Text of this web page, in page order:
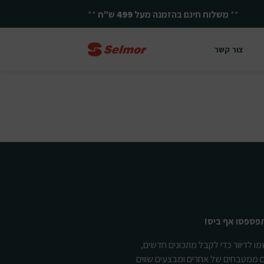
** משלוח חינם בהזמנה מעל499ש"ח **
צור קשר
אף ביס!
לדיוור כדי לקבל מתכונים חדשים,
ממטבחים של אחרים ומבצעים שווים